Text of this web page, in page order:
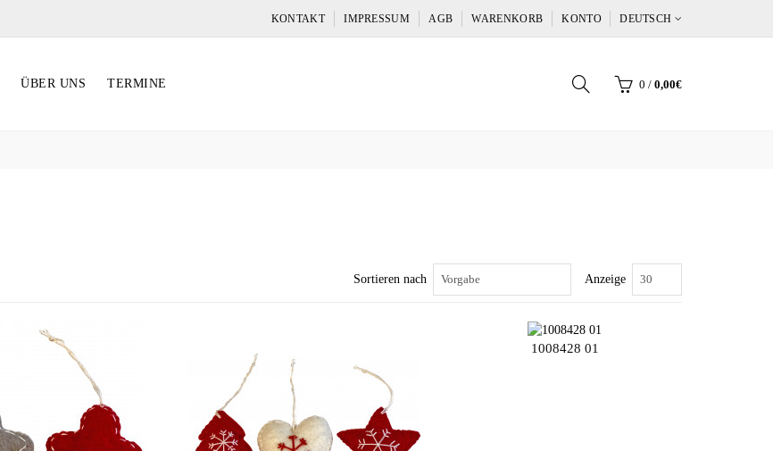
KONTAKT IMPRESSUM AGB WARENKORB KONTO DEUTSCH
ÜBER UNS TERMINE 0 / 0,00€
Sortieren nach Anzeige
1008428 01